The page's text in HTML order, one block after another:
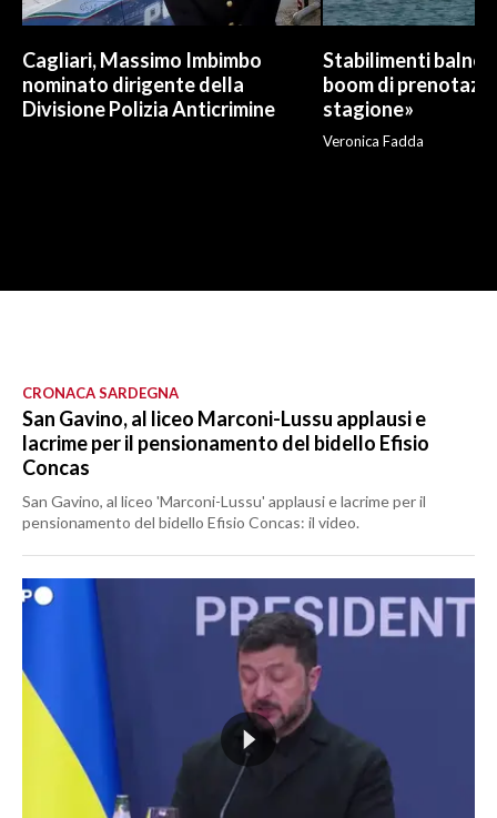
Cagliari, Massimo Imbimbo
nominato dirigente della
Divisione Polizia Anticrimine
Stabilimenti
boom di
stagione»
Veronica Fadda
CRONACA SARDEGNA
San Gavino, al liceo Marconi-Lussu applausi e
lacrime per il pensionamento del bidello Efisio
Concas
San Gavino, al liceo 'Marconi-Lussu' applausi e lacrime per il
pensionamento del bidello Efisio Concas: il video.